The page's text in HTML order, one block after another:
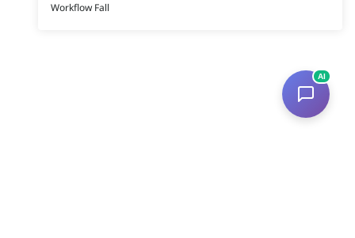
Workflow Fall
AI